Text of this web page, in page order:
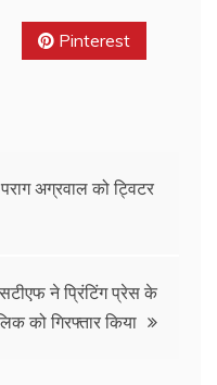
Pinterest
अग्रवाल को ट्विटर
ने प्रिंटिंग प्रेस के
को गिरफ्तार किया